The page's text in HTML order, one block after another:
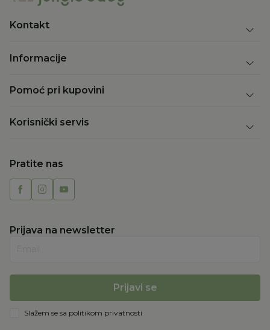
Kontakt
Informacije
Pomoć pri kupovini
Korisnički servis
Pratite nas
Prijava na newsletter
Prijavi se
Slažem se sa politikom privatnosti